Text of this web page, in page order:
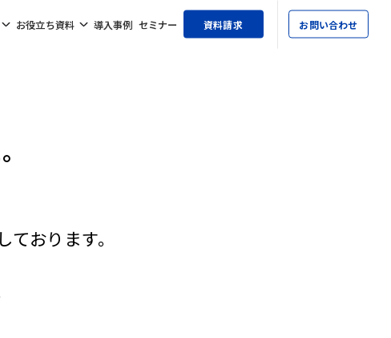
お役立ち資料 導入事例 セミナー 資料請求 お問い合わせ
おります。